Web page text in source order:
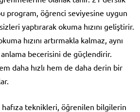
program, öğrenci seviyesine uygun
yaptırarak okuma hızını geliştirir.
hızını artırmakla kalmaz, aynı
becerisini de güçlendirir.
daha hızlı hem de daha derin bir
hafıza teknikleri, öğrenilen bilgilerin